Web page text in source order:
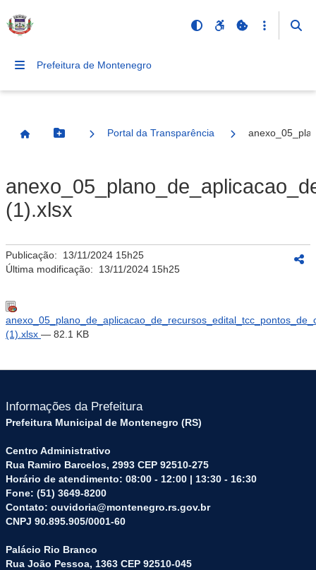
Prefeitura de Montenegro
Página InicialBotão Menu
Portal da Transparência
(1).xlsx
Publicação: 13/11/2024 15h25
Última modificação: 13/11/2024 15h25
(1).xlsx — 82.1 KB
Informações da Prefeitura
Prefeitura Municipal de Montenegro (RS)
Centro Administrativo
Rua Ramiro Barcelos, 2993 CEP 92510-275
Horário de atendimento: 08:00 - 12:00 | 13:30 - 16:30
Fone: (51) 3649-8200
Contato: ouvidoria@montenegro.rs.gov.br
CNPJ 90.895.905/0001-60
Palácio Rio Branco
Rua João Pessoa, 1363 CEP 92510-045